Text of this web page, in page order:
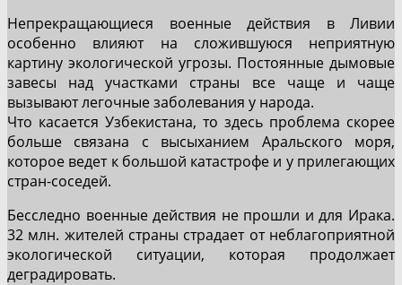
Непрекращающиеся военные действия в Ливии
особенно влияют на сложившуюся неприятную
картину экологической угрозы. Постоянные дымовые
завесы над участками страны все чаще и чаще
вызывают легочные заболевания у народа.
Что касается Узбекистана, то здесь проблема скорее
больше связана с высыханием Аральского моря,
которое ведет к большой катастрофе и у прилегающих
стран-соседей.
Бесследно военные действия не прошли и для Ирака.
32 млн. жителей страны страдает от неблагоприятной
экологической ситуации, которая продолжает
деградировать.